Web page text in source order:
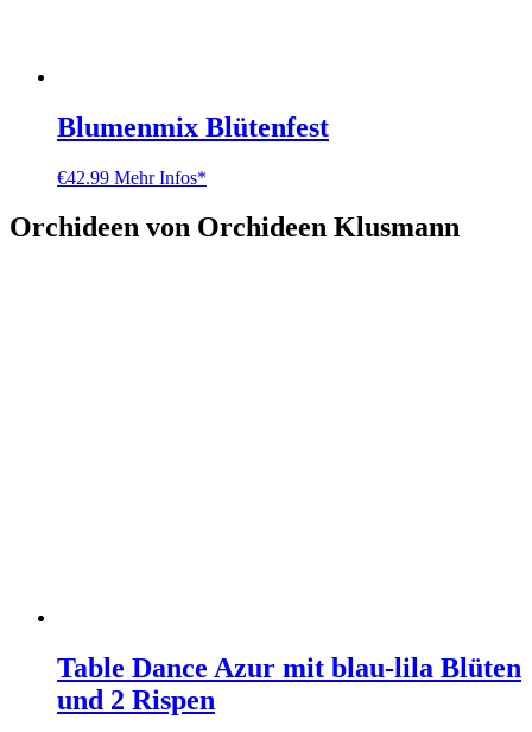
Blumenmix Blütenfest
€42.99 Mehr Infos*
Orchideen von Orchideen Klusmann
Table Dance Azur mit blau-lila Blüten
und 2 Rispen